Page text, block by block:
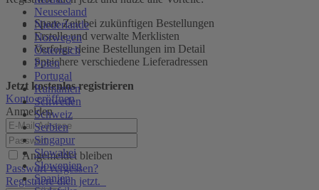
Neuseeland
Niederlande
Norwegen
Österreich
Polen
Portugal
Rumänien
Schweden
Schweiz
Serbien
Singapur
Slowakei
Slowenien
Spanien
Spare Zeit bei zukünftigen Bestellungen
Erstelle und verwalte Merklisten
Verfolge deine Bestellungen im Detail
Speichere verschiedene Lieferadressen
Jetzt kostenlos registrieren
Konto eröffnen
Anmelden
Angemeldet bleiben
Passwort vergessen?
Registriere dich jetzt.